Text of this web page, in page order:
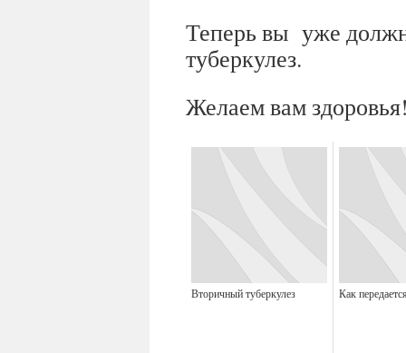
Теперь вы уже
туберкулез.
Желаем вам
Вторичный туберкулез Как